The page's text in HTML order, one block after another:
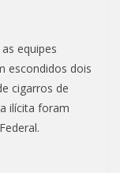
equipes
escondidos dois
cigarros de
ilícita foram